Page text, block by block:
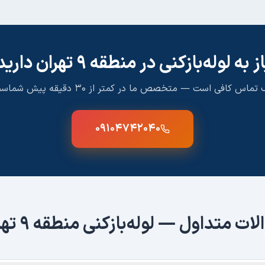
به لوله‌بازکنی درمنطقه ۹ تهران
کافی است — متخصص ما در کمتر از ۳۰ دقیقه پیش شماست
۰۹۱۰۴۷۴۲۰۴۰
متداول — لوله‌بازکنیمنطقه ۹ تهران